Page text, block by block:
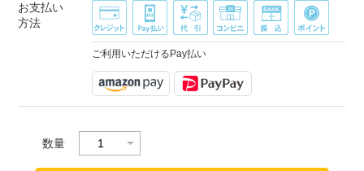
お支払い
方法
ご利用いただけるPay払い
数量